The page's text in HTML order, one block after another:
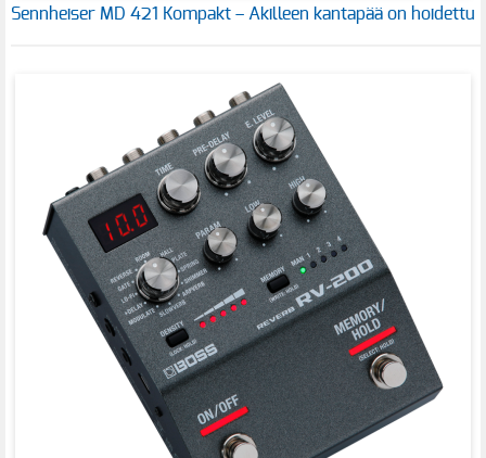
Sennheiser MD 421 Kompakt – Akilleen kantapää on hoidettu